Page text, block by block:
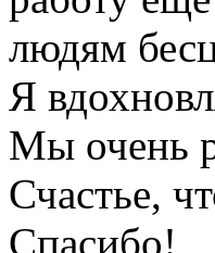
людям
Я
Мы очень
Счастье,
Спасибо!